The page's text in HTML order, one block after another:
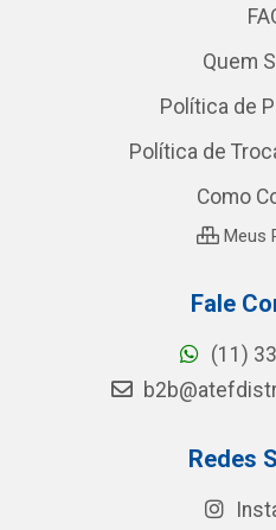
Quem
Política de
Política de
Como
Meus
Fale
(11)
Redes